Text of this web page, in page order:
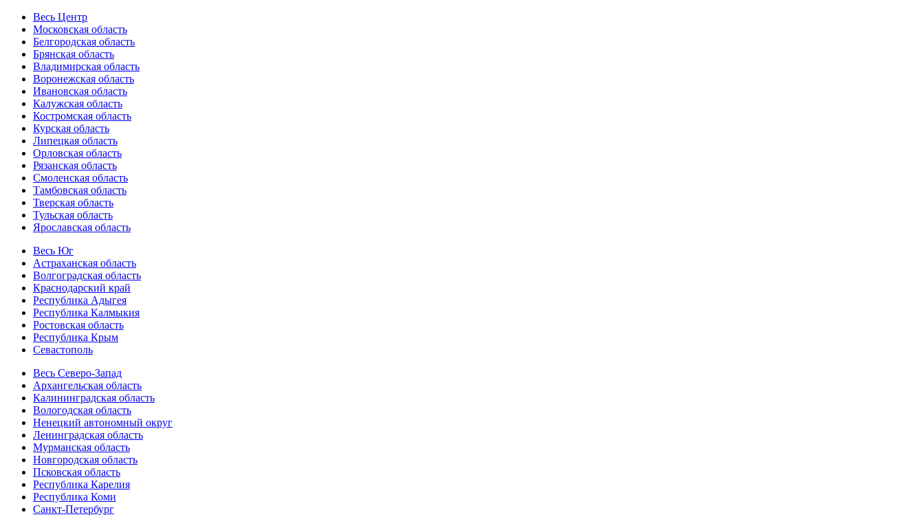
Весь Центр
Московская область
Белгородская область
Брянская область
Владимирская область
Воронежская область
Ивановская область
Калужская область
Костромская область
Курская область
Липецкая область
Орловская область
Рязанская область
Смоленская область
Тамбовская область
Тверская область
Тульская область
Ярославская область
Весь Юг
Астраханская область
Волгоградская область
Краснодарский край
Республика Адыгея
Республика Калмыкия
Ростовская область
Республика Крым
Севастополь
Весь Северо-Запад
Архангельская область
Калининградская область
Вологодская область
Ненецкий автономный округ
Ленинградская область
Мурманская область
Новгородская область
Псковская область
Республика Карелия
Республика Коми
Санкт-Петербург